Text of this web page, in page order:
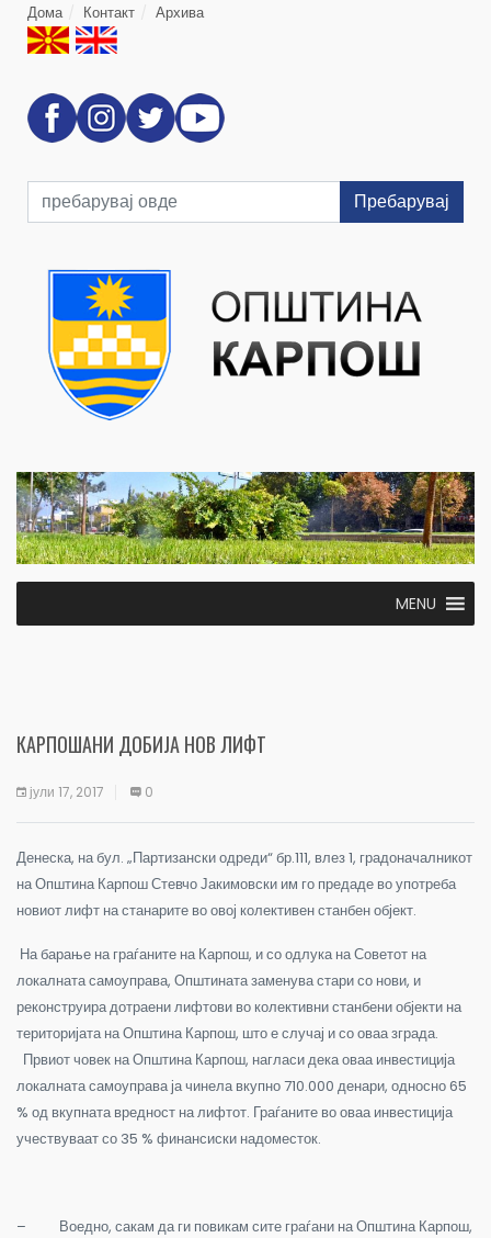
Дома Контакт Архива
Пребарувај
MENU
КАРПОШАНИ ДОБИЈА НОВ ЛИФТ
јули 17, 2017 0
Денеска, на бул. „Партизански одреди“ бр.111, влез 1, градоначалникот
на Општина Карпош Стевчо Јакимовски им го предаде во употреба
новиот лифт на станарите во овој колективен станбен објект.
На барање на граѓаните на Карпош, и со одлука на Советот на
локалната самоуправа, Општината заменува стари со нови, и
реконструира дотраени лифтови во колективни станбени објекти на
територијата на Општина Карпош, што е случај и со оваа зграда.
Првиот човек на Општина Карпош, нагласи дека оваа инвестиција
локалната самоуправа ја чинела вкупно 710.000 денари, односно 65
% од вкупната вредност на лифтот. Граѓаните во оваа инвестиција
учествуваат со 35 % финансиски надоместок.
– Воедно, сакам да ги повикам сите граѓани на Општина Карпош,